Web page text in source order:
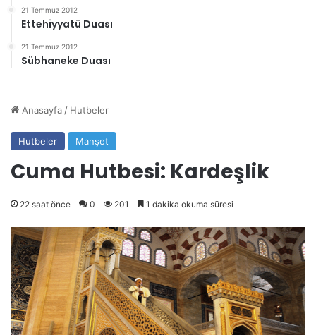
21 Temmuz 2012
Ettehiyyatü Duası
21 Temmuz 2012
Sübhaneke Duası